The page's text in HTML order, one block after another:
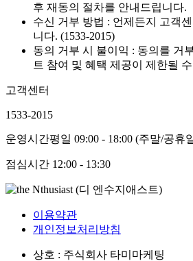
후 재동의 절차를 안내드립니다.
수신 거부 방법 : 언제든지 고객
니다. (1533-2015)
동의 거부 시 불이익 : 동의를 거
트 참여 및 혜택 제공이 제한될
고객센터
1533-2015
운영시간평일 09:00 - 18:00 (주말/공휴
점심시간 12:00 - 13:30
이용약관
개인정보처리방침
상호 : 주식회사 타미마케팅